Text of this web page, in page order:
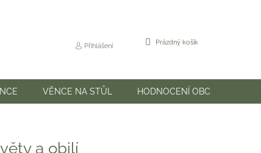
Přihlášení
NÁKUPNÍ
Prázdný košík
VĚNCE NA STŮL HODNOCENÍ OBCHODU
a obilí